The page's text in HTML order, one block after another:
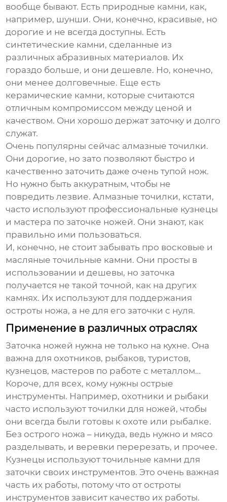
вообще бывают. Есть природные камни, как,
например, шунши. Они, конечно, красивые, но
дорогие и не всегда доступны. Есть
синтетические камни, сделанные из
различных абразивных материалов. Их
гораздо больше, и они дешевле. Но, конечно,
они менее долговечные. Еще есть
керамические камни, которые считаются
отличным компромиссом между ценой и
качеством. Они хорошо держат заточку и долго
служат.
Очень популярны сейчас алмазные точилки.
Они дорогие, но зато позволяют быстро и
качественно заточить даже очень тупой нож.
Но нужно быть аккуратным, чтобы не
повредить лезвие. Алмазные точилки, кстати,
часто используют профессиональные кузнецы
и мастера по заточке ножей. Они знают, как
правильно ими пользоваться.
И, конечно, не стоит забывать про восковые и
масляные точильные камни. Они просты в
использовании и дешевы, но заточка
получается не такой точной, как на других
камнях. Их используют для поддержания
остроты ножа, а не для его заточки с нуля.
Применение в различных отраслях
Заточка ножей нужна не только на кухне. Она
важна для охотников, рыбаков, туристов,
кузнецов, мастеров по работе с металлом…
Короче, для всех, кому нужны острые
инструменты. Например, охотники и рыбаки
часто используют точилки для ножей, чтобы
они всегда были готовы к охоте или рыбалке.
Без острого ножа – никуда, ведь нужно и мясо
разделывать, и веревки перерезать, и прочее.
Кузнецы используют точильные камни для
заточки своих инструментов. Это очень важная
часть их работы, потому что от остроты
инструментов зависит качество их работы.